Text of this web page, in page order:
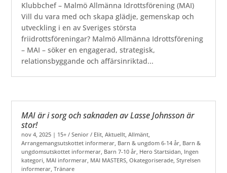
Klubbchef – Malmö Allmänna Idrottsförening (MAI)
Vill du vara med och skapa glädje, gemenskap och
utveckling i en av Sveriges största
friidrottsföreningar? Malmö Allmänna Idrottsförening
– MAI – söker en engagerad, strategisk,
relationsbyggande och affärsinriktad...
MAI är i sorg och saknaden av Lasse Johnsson är
stor!
nov 4, 2025 | 15+ / Senior / Elit ,Aktuellt ,Allmänt
Arrangemangsutskottet informerar Barn & ungdom 6-14 år Barn &
ungdomsutskottet informerar Barn 7-10 år Hero Startsidan Ingen
kategori MAI informerar MAI MASTERS ,Okategoriserade ,Styrelsen
informerar ,Tränare